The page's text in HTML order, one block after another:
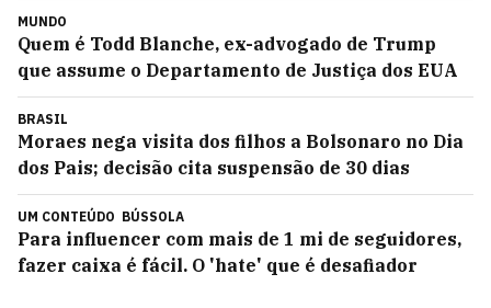
MUNDO
Quem é Todd Blanche, ex-advogado de Trump
que assume o Departamento de Justiça dos EUA
BRASIL
Moraes nega visita dos filhos a Bolsonaro no Dia
dos Pais; decisão cita suspensão de 30 dias
UM CONTEÚDO BÚSSOLA
Para influencer com mais de 1 mi de seguidores,
fazer caixa é fácil. O 'hate' que é desafiador